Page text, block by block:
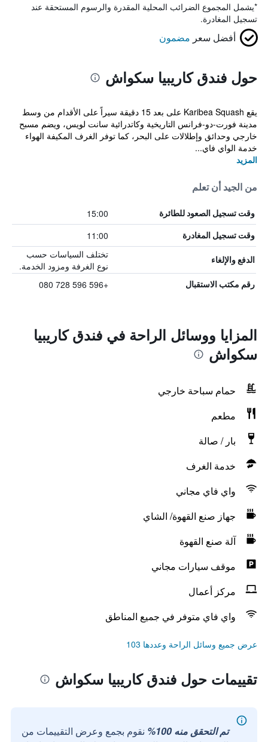
*يشمل المجموع الضرائب المحلية المقدرة والرسوم المستحقة عند
تسجيل المغادرة.
أفضل سعر مضمون
حول فندق كاريبيا سكواش
يقع Karibea Squash على بعد 15 دقيقة سيراً على الأقدام من وسط
مدينة فورت-دو-فرانس التاريخية وكاتدرائية سانت لويس، ويضم مسبح
خارجي وحدائق وإطلالات على البحر، كما توفر الغرف المكيفة الهواء
خدمة الواي فاي...
المزيد
من الجيد أن تعلم
وقت تسجيل الصعود للطائرة 15:00
وقت تسجيل المغادرة 11:00
الدفع والإلغاء
تختلف السياسات حسب
نوع الغرفة ومزود الخدمة.
رقم مكتب الاستقبال +596 596 728 080
المزايا ووسائل الراحة في فندق كاريبيا
سكواش
حمام سباحة خارجي
مطعم
بار / صالة
خدمة الغرف
واي فاي مجاني
جهاز صنع القهوة/ الشاي
آلة صنع القهوة
موقف سيارات مجاني
مركز أعمال
واي فاي متوفر في جميع المناطق
عرض جميع وسائل الراحة وعددها 103
تقييمات حول فندق كاريبيا سكواش
تم التحقق منه 100%
نقوم بجمع وعرض التقييمات من